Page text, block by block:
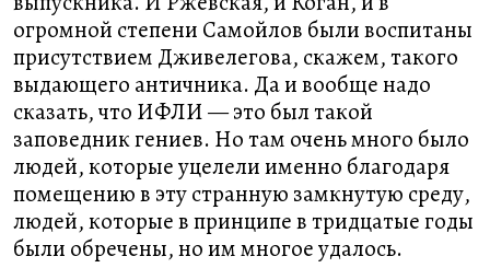
огромной степени Самойлов были воспитаны
присутствием Дживелегова, скажем, такого
выдающего античника. Да и вообще надо
сказать, что ИФЛИ — это был такой
заповедник гениев. Но там очень много было
людей, которые уцелели именно благодаря
помещению в эту странную замкнутую среду,
людей, которые в принципе в тридцатые годы
были обречены, но им многое удалось.